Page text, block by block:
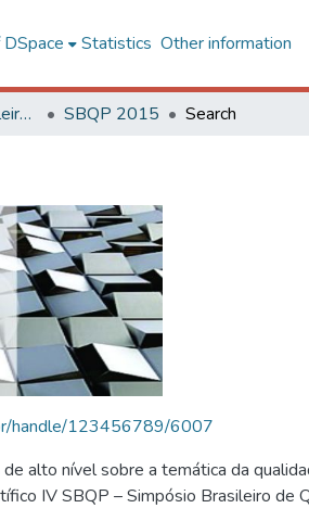
Statistics Other information
SBQP - Simpósio Brasileiro de Qualidade do Projeto no Ambiente Construído SBQP 2015 Search
handle/123456789/6007
alto nível sobre a temática da
IV SBQP – Simpósio Brasileiro de